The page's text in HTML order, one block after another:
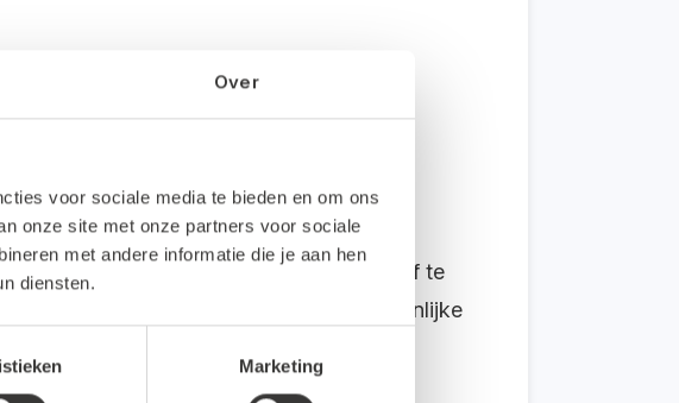
Over
voor sociale media te bieden en om ons
onze site met onze partners voor sociale
met andere informatie die je aan hen
diensten.
Marketing
Zo kun je snel verder, zonder te bellen of te
te houden voor klanten die echt persoonlijke